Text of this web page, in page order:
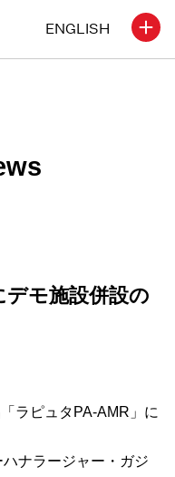
ENGLISH
デモ施設併設の
ラピュタPA-AMR」に
ナラージャー・ガジ